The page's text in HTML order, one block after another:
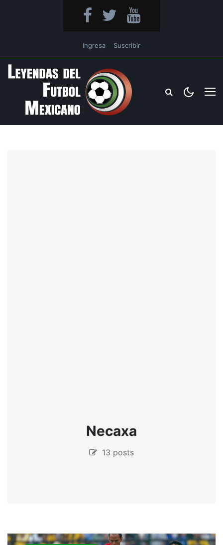
Ingresa Suscribir
Necaxa
13 posts